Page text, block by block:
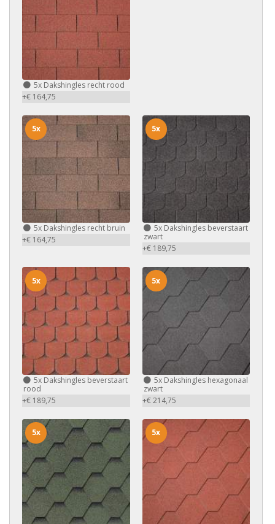
5x Dakshingles recht rood
+€ 164,75
5x Dakshingles recht bruin
+€ 164,75
5x
5xDakshingles beverstaart
zwart
+€ 189,75
5x
5x Dakshingles beverstaart
rood
+€ 189,75
5x
5xDakshingles hexagonaal
zwart
+€ 214,75
5x
5x 5x